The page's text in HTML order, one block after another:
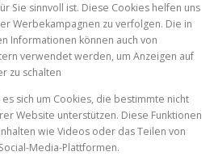
Sie sinnvoll ist. Diese Cookies helfen uns
Werbekampagnen zu verfolgen. Die in
Informationen können auch von
verwendet werden, um Anzeigen auf
zu schalten
sich um Cookies, die bestimmte nicht
Website unterstützen. Diese Funktionen
wie Videos oder das Teilen von
Media-Plattformen.